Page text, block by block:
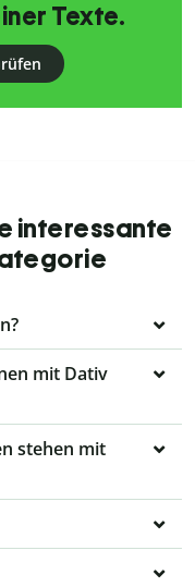
Texte.
interessante
mit Dativ
stehen mit